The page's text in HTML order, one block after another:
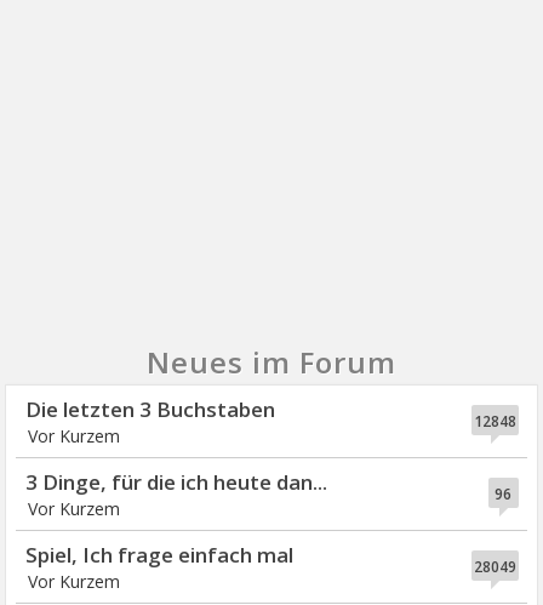
Neues im Forum
12848
Die letzten 3 Buchstaben
96
3 Dinge, für die ich heute dan...
28049
Spiel, Ich frage einfach mal